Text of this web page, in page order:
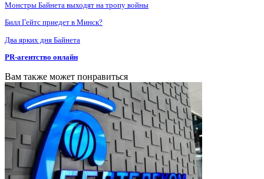
Монстры Байнета выходят на тропу войны
Билл Гейтс приедет в Минск?
Два ярких дня Байнета
PR-агентство онлайн
Вам также может понравиться